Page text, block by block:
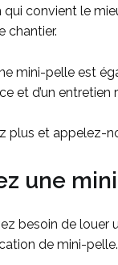
convient le
chantier.
mini-pelle est
et d’un
plus et appelez-
une
besoin de louer
de mini-